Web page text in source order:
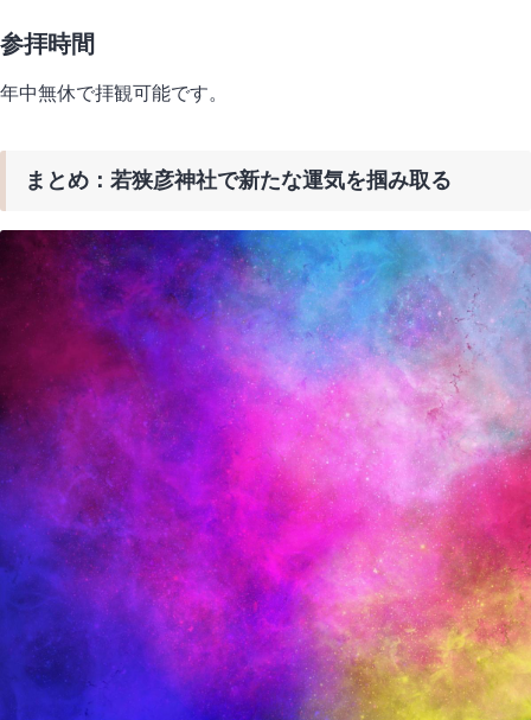
参拝時間
年中無休で拝観可能です。
まとめ：若狭彦神社で新たな運気を掴み取る